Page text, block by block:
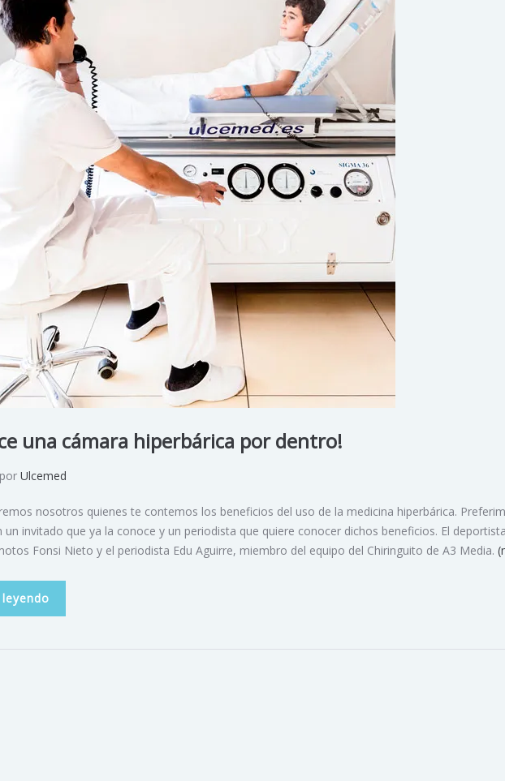
una cámara hiperbárica por dentro!
Ulcemed
nosotros quienes te contemos los beneficios del uso de la medicina hiperbárica.
un invitado que ya la conoce y un periodista que quiere conocer dichos beneficios. El
Fonsi Nieto y el periodista Edu Aguirre, miembro del equipo del Chiringuito de A3 Media.